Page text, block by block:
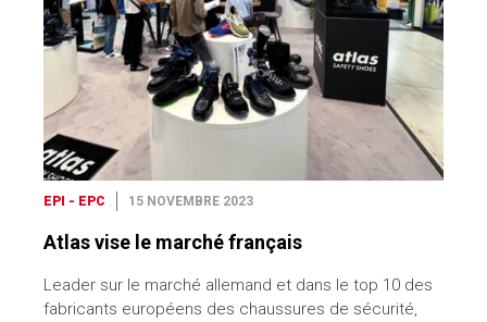
EPI - EPC 15 NOVEMBRE 2023
Atlas vise le marché français
Leader sur le marché allemand et dans le top 10 des
fabricants européens des chaussures de sécurité,